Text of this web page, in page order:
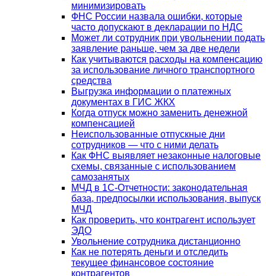
минимизировать
ФНС России назвала ошибки, которые
часто допускают в декларации по НДС
Может ли сотрудник при увольнении подать
заявление раньше, чем за две недели
Как учитываются расходы на компенсацию
за использование личного транспортного
средства
Выгрузка информации о платежных
документах в ГИС ЖКХ
Когда отпуск можно заменить денежной
компенсацией
Неиспользованные отпускные дни
сотрудников — что с ними делать
Как ФНС выявляет незаконные налоговые
схемы, связанные с использованием
самозанятых
МЧД в 1С-Отчетности: законодательная
база, предпосылки использования, выпуск
МЧД
Как проверить, что контрагент использует
ЭДО
Увольнение сотрудника дистанционно
Как не потерять деньги и отследить
текущее финансовое состояние
контрагентов